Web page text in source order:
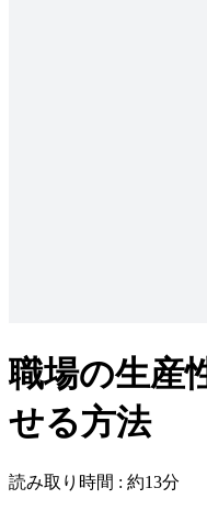
職場の生産
せる方法
読み取り時間 : 約13分